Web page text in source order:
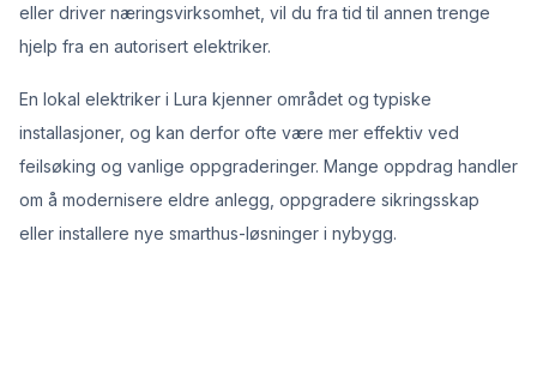
eller driver næringsvirksomhet, vil du fra tid til annen trenge
hjelp fra en autorisert elektriker.
En lokal elektriker i Lura kjenner området og typiske
installasjoner, og kan derfor ofte være mer effektiv ved
feilsøking og vanlige oppgraderinger. Mange oppdrag handler
om å modernisere eldre anlegg, oppgradere sikringsskap
eller installere nye smarthus-løsninger i nybygg.